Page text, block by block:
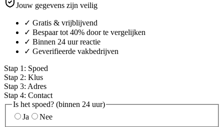
Jouw gegevens zijn veilig
✓ Gratis & vrijblijvend
✓ Bespaar tot 40% door te vergelijken
✓ Binnen 24 uur reactie
✓ Geverifieerde vakbedrijven
Stap 1 : Spoed
Stap 2: Klus
Stap 3: Adres
Stap 4: Contact
Is het spoed? (binnen 24 uur)
Ja
Nee